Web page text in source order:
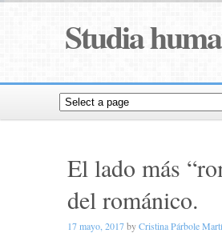
Studia
El lado más
del románico.
17 mayo, 2017byCristina Párbole